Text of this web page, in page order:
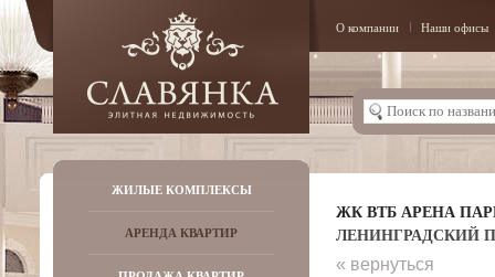
О компании Наши офисы
ЖИЛЫЕ КОМПЛЕКСЫ
АРЕНДА КВАРТИР
ЖК ВТБ АРЕНА
ЛЕНИНГРАДСКИЙ
« вернуться